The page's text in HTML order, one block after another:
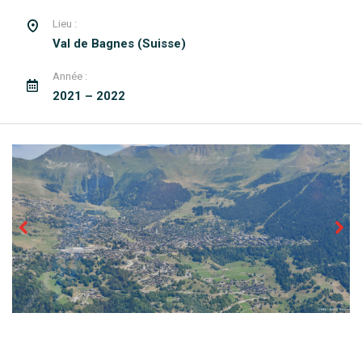
Lieu :
Val de Bagnes (Suisse)
Année :
2021 – 2022